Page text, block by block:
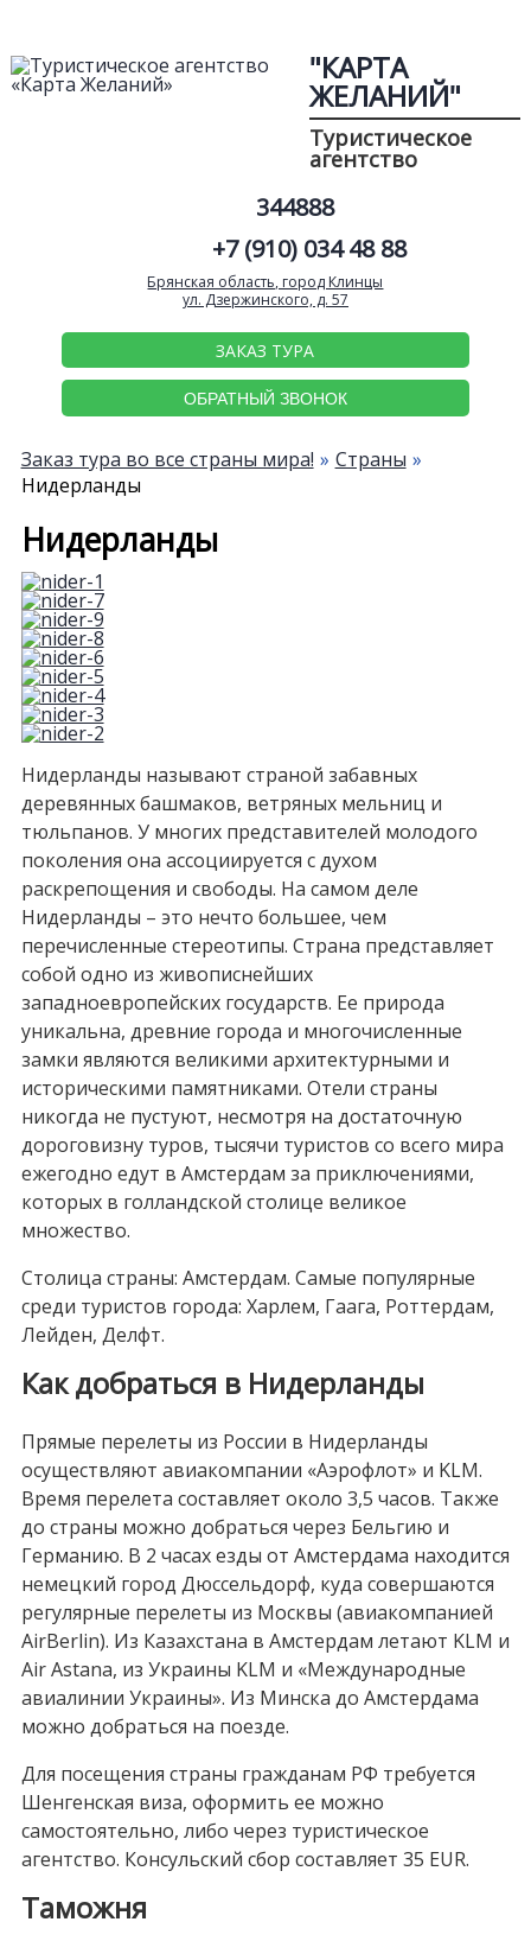
"КАРТА
ЖЕЛАНИЙ"
Туристическое
агентство
ЗАКАЗ ТУРА
ОБРАТНЫЙ ЗВОНОК
344888
+7 (910) 034 48 88
Брянская область, город Клинцы
ул. Дзержинского, д. 57
Заказ тура во все страны мира!
Страны
Нидерланды
Нидерланды
Нидерланды называют страной забавных
деревянных башмаков, ветряных мельниц и
тюльпанов. У многих представителей молодого
поколения она ассоциируется с духом
раскрепощения и свободы. На самом деле
Нидерланды – это нечто большее, чем
перечисленные стереотипы. Страна представляет
собой одно из живописнейших
западноевропейских государств. Ее природа
уникальна, древние города и многочисленные
замки являются великими архитектурными и
историческими памятниками. Отели страны
никогда не пустуют, несмотря на достаточную
дороговизну туров, тысячи туристов со всего мира
ежегодно едут в Амстердам за приключениями,
которых в голландской столице великое
множество.
Столица страны: Амстердам. Самые популярные
среди туристов города: Харлем, Гаага, Роттердам,
Лейден, Делфт.
Как добраться в Нидерланды
Прямые перелеты из России в Нидерланды
осуществляют авиакомпании «Аэрофлот» и KLM.
Время перелета составляет около 3,5 часов. Также
до страны можно добраться через Бельгию и
Германию. В 2 часах езды от Амстердама находится
немецкий город Дюссельдорф, куда совершаются
регулярные перелеты из Москвы (авиакомпанией
AirBerlin). Из Казахстана в Амстердам летают KLM и
Air Astana, из Украины KLM и «Международные
авиалинии Украины». Из Минска до Амстердама
можно добраться на поезде.
Для посещения страны гражданам РФ требуется
Шенгенская виза, оформить ее можно
самостоятельно, либо через туристическое
агентство. Консульский сбор составляет 35 EUR.
Таможня